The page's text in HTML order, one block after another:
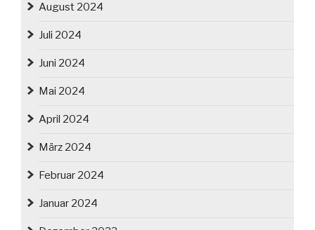
August 2024
Juli 2024
Juni 2024
Mai 2024
April 2024
März 2024
Februar 2024
Januar 2024